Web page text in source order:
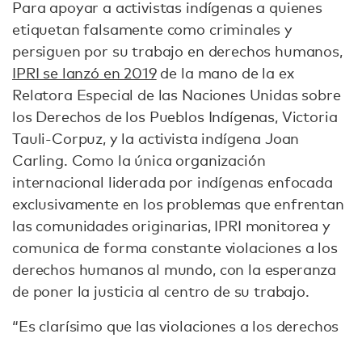
Para apoyar a activistas indígenas a quienes
etiquetan falsamente como criminales y
persiguen por su trabajo en derechos humanos,
IPRI se lanzó en 2019de la mano de la ex
Relatora Especial de las Naciones Unidas sobre
los Derechos de los Pueblos Indígenas, Victoria
Tauli-Corpuz, y la activista indígena Joan
Carling. Como la única organización
internacional liderada por indígenas enfocada
exclusivamente en los problemas que enfrentan
las comunidades originarias, IPRI monitorea y
comunica de forma constante violaciones a los
derechos humanos al mundo, con la esperanza
de poner la justicia al centro de su trabajo.
“Es clarísimo que las violaciones a los derechos